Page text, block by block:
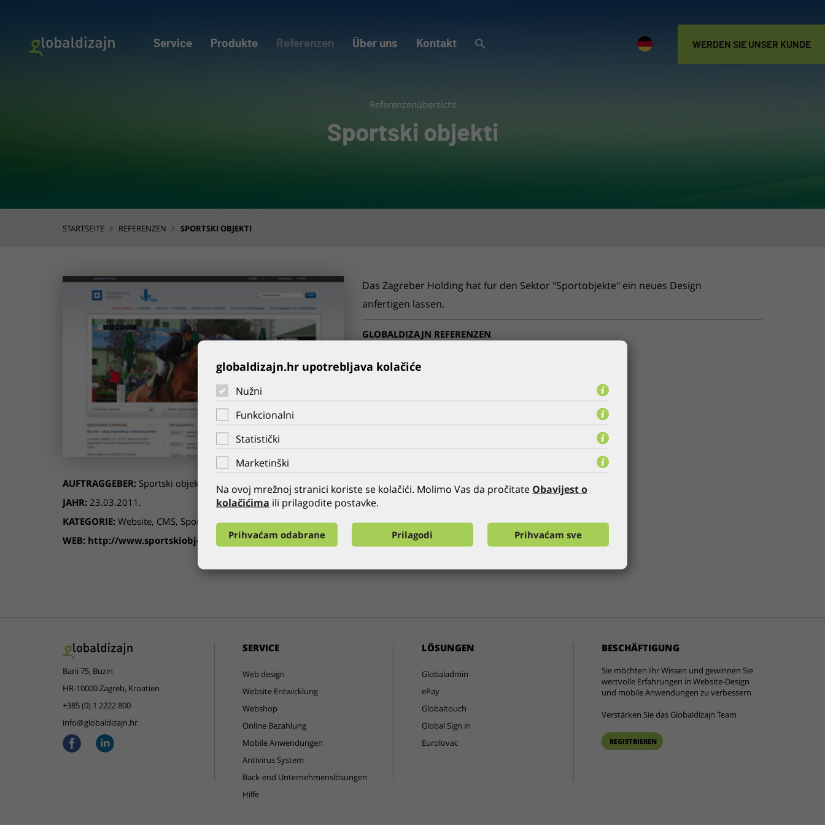
WERDEN SIE
Service Produkte Referenzen Über uns Kontakt WERDEN SIE UNSER KUNDE
Referenzenübersicht
Sportski objekti
STARTSEITE REFERENZEN SPORTSKI OBJEKTI
AUFTRAGGEBER: Sportski objekti
JAHR: 23.03.2011.
KATEGORIE: Website, CMS, Sport
ZGH
WEB: http://www.sportskiobjekti.hr
Das Zagreber Holding hat fur den Sektor "Sportobjekte" ein neues Design
anfertigen lassen.
GLOBALDIZAJN REFERENZEN
FRÜHER
Bani 75, Buzin
HR-10000 Zagreb, Kroatien
+385 (0) 1 2222 800
info@globaldizajn.hr
SERVICE
Web design
Website Entwicklung
Webshop
Online Bezahlung
Mobile Anwendungen
Antivirus System
Back-end Unternehmenslösungen
Hilfe
LÖSUNGEN
Globaladmin
ePay
Globaltouch
Global Sign in
Eurolovac
BESCHÄFTIGUNG
Sie möchten Ihr Wissen und gewinnen Sie
wertvolle Erfahrungen in Website-Design
und mobile Anwendungen zu verbessern
Verstärken Sie das Globaldizajn Team
REGISTRIEREN
globaldizajn.hr upotrebljava kolačiće
Nužni
Funkcionalni
Statistički
Marketinški
Na ovoj mrežnoj stranici koriste se kolačići. Molimo Vas da pročitate Obavijest o
kolačićima ili prilagodite postavke.
Prihvaćam odabrane Prilagodi Prihvaćam sve